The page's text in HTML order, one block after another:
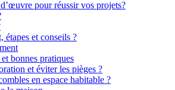
pour réussir vos projets?
et conseils ?
bonnes pratiques
et éviter les pièges ?
en espace habitable ?